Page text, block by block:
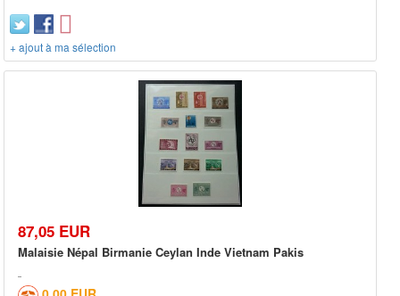
+ ajout à ma sélection
87,05 EUR
Malaisie Népal Birmanie Ceylan Inde Vietnam Pakis